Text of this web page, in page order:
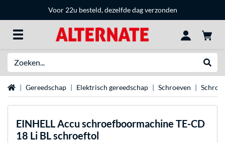
Voor 22u besteld, dezelfde dag verzonden
HomeGereedschap Elektrisch gereedschap Schroeven
EINHELLAccu schroefboormachine TE-CD
18 Li BL schroeftol